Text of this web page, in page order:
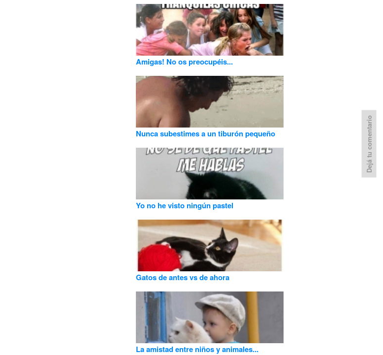
Amigas! No os preocupéis...
Nunca subestimes a un tiburón pequeño
Yo no he visto ningún pastel
Gatos de antes vs de ahora
La amistad entre niños y animales...
Dejá tu comentario